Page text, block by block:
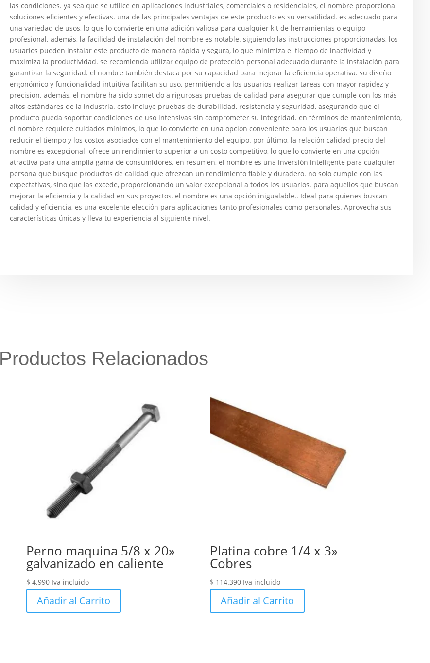
las condiciones. ya sea que se utilice en aplicaciones industriales, comerciales o residenciales, el nombre proporciona
soluciones eficientes y efectivas. una de las principales ventajas de este producto es su versatilidad. es adecuado para
una variedad de usos, lo que lo convierte en una adición valiosa para cualquier kit de herramientas o equipo
profesional. además, la facilidad de instalación del nombre es notable. siguiendo las instrucciones proporcionadas, los
usuarios pueden instalar este producto de manera rápida y segura, lo que minimiza el tiempo de inactividad y
maximiza la productividad. se recomienda utilizar equipo de protección personal adecuado durante la instalación para
garantizar la seguridad. el nombre también destaca por su capacidad para mejorar la eficiencia operativa. su diseño
ergonómico y funcionalidad intuitiva facilitan su uso, permitiendo a los usuarios realizar tareas con mayor rapidez y
precisión. además, el nombre ha sido sometido a rigurosas pruebas de calidad para asegurar que cumple con los más
altos estándares de la industria. esto incluye pruebas de durabilidad, resistencia y seguridad, asegurando que el
producto pueda soportar condiciones de uso intensivas sin comprometer su integridad. en términos de mantenimiento,
el nombre requiere cuidados mínimos, lo que lo convierte en una opción conveniente para los usuarios que buscan
reducir el tiempo y los costos asociados con el mantenimiento del equipo. por último, la relación calidad-precio del
nombre es excepcional. ofrece un rendimiento superior a un costo competitivo, lo que lo convierte en una opción
atractiva para una amplia gama de consumidores. en resumen, el nombre es una inversión inteligente para cualquier
persona que busque productos de calidad que ofrezcan un rendimiento fiable y duradero. no solo cumple con las
expectativas, sino que las excede, proporcionando un valor excepcional a todos los usuarios. para aquellos que buscan
mejorar la eficiencia y la calidad en sus proyectos, el nombre es una opción inigualable.. Ideal para quienes buscan
calidad y eficiencia, es una excelente elección para aplicaciones tanto profesionales como personales. Aprovecha sus
características únicas y lleva tu experiencia al siguiente nivel.
Productos Relacionados
Perno maquina 5/8 x 20»
galvanizado en caliente
$ 4.990 Iva incluido
Añadir al Carrito
Platina cobre 1/4 x 3»
Cobres
$ 114.390 Iva incluido
Añadir al Carrito